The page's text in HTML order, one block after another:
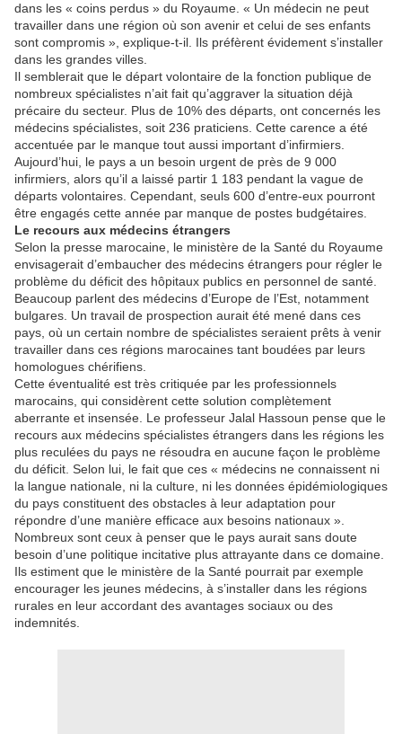
dans les « coins perdus » du Royaume. « Un médecin ne peut
travailler dans une région où son avenir et celui de ses enfants
sont compromis », explique-t-il. Ils préfèrent évidement s’installer
dans les grandes villes.
Il semblerait que le départ volontaire de la fonction publique de
nombreux spécialistes n’ait fait qu’aggraver la situation déjà
précaire du secteur. Plus de 10% des départs, ont concernés les
médecins spécialistes, soit 236 praticiens. Cette carence a été
accentuée par le manque tout aussi important d’infirmiers.
Aujourd’hui, le pays a un besoin urgent de près de 9 000
infirmiers, alors qu’il a laissé partir 1 183 pendant la vague de
départs volontaires. Cependant, seuls 600 d’entre-eux pourront
être engagés cette année par manque de postes budgétaires.
Le recours aux médecins étrangers
Selon la presse marocaine, le ministère de la Santé du Royaume
envisagerait d’embaucher des médecins étrangers pour régler le
problème du déficit des hôpitaux publics en personnel de santé.
Beaucoup parlent des médecins d’Europe de l’Est, notamment
bulgares. Un travail de prospection aurait été mené dans ces
pays, où un certain nombre de spécialistes seraient prêts à venir
travailler dans ces régions marocaines tant boudées par leurs
homologues chérifiens.
Cette éventualité est très critiquée par les professionnels
marocains, qui considèrent cette solution complètement
aberrante et insensée. Le professeur Jalal Hassoun pense que le
recours aux médecins spécialistes étrangers dans les régions les
plus reculées du pays ne résoudra en aucune façon le problème
du déficit. Selon lui, le fait que ces « médecins ne connaissent ni
la langue nationale, ni la culture, ni les données épidémiologiques
du pays constituent des obstacles à leur adaptation pour
répondre d’une manière efficace aux besoins nationaux ».
Nombreux sont ceux à penser que le pays aurait sans doute
besoin d’une politique incitative plus attrayante dans ce domaine.
Ils estiment que le ministère de la Santé pourrait par exemple
encourager les jeunes médecins, à s’installer dans les régions
rurales en leur accordant des avantages sociaux ou des
indemnités.